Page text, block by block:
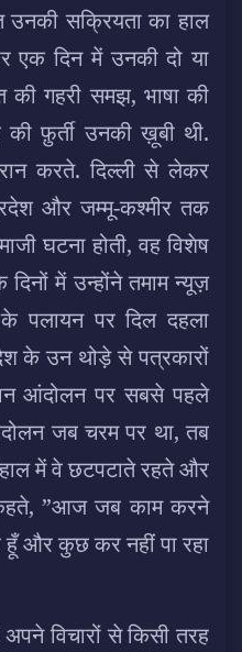
उनकी सक्रियता का हाल
एक दिन में उनकी दो या
की गहरी समझ, भाषा की
फ़ुर्ती उनकी ख़ूबी थी.
करते. दिल्ली से लेकर
और जम्मू-कश्मीर तक
घटना होती, वह विशेष
में उन्होंने तमाम न्यूज़
के पलायन पर दिल दहला
के उन थोड़े से पत्रकारों
आंदोलन पर सबसे पहले
जब चरम पर था, तब
हाल में वे छटपटाते रहते और
”आज जब काम करने
और कुछ कर नहीं पा रहा
विचारों से किसी तरह